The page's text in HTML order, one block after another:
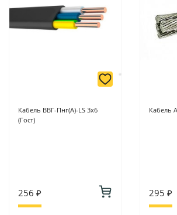
Кабель ВВГ-Пнг(A)-LS 3х6
(Гост)
256 ₽
Кабель
295 ₽